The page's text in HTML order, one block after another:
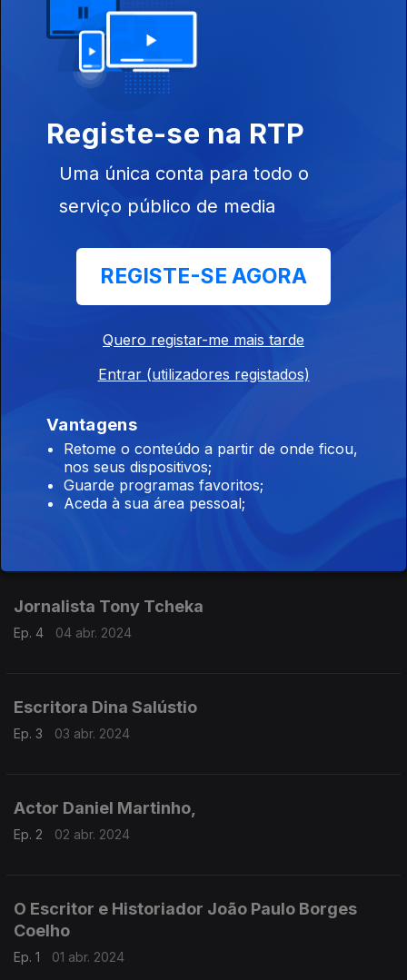
12 abr. 2024
11 abr. 2024
O escritor Germano Almeida
Editor e escritor Jacques dos Santos
08 abr. 2024
Poetisa Ana Paula Tavares
Jornalista Tony Tcheka
Ep. 4 04 abr. 2024
Escritora Dina Salústio
Ep. 3 03 abr. 2024
Actor Daniel Martinho,
Ep. 2 02 abr. 2024
O Escritor e Historiador João Paulo Borges
Coelho
Ep. 1 01 abr. 2024
Registe-se na RTP
Uma única conta para todo o
serviço público de media
REGISTE-SE AGORA
Quero registar-me mais tarde
Entrar (utilizadores registados)
Vantagens
Retome o conteúdo a partir de onde ficou,
nos seus dispositivos;
Guarde programas favoritos;
Aceda à sua área pessoal;